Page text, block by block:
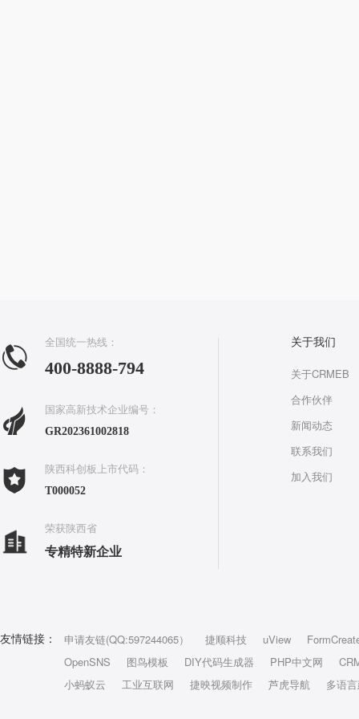
全国统一热线：
400-8888-794
国家高新技术企业编号：
GR202361002818
陕西科创板上市代码：
T000052
荣获陕西省
专精特新企业
关于我们
关于CRMEB
合作伙伴
新闻动态
联系我们
加入我们
友情链接： 申请友链(QQ:597244065） 捷顺科技 uView
OpenSNS
图鸟模板 DIY代码生成器 PHP中文网
小蚂蚁云
工业互联网 捷映视频制作 芦虎导航 多语